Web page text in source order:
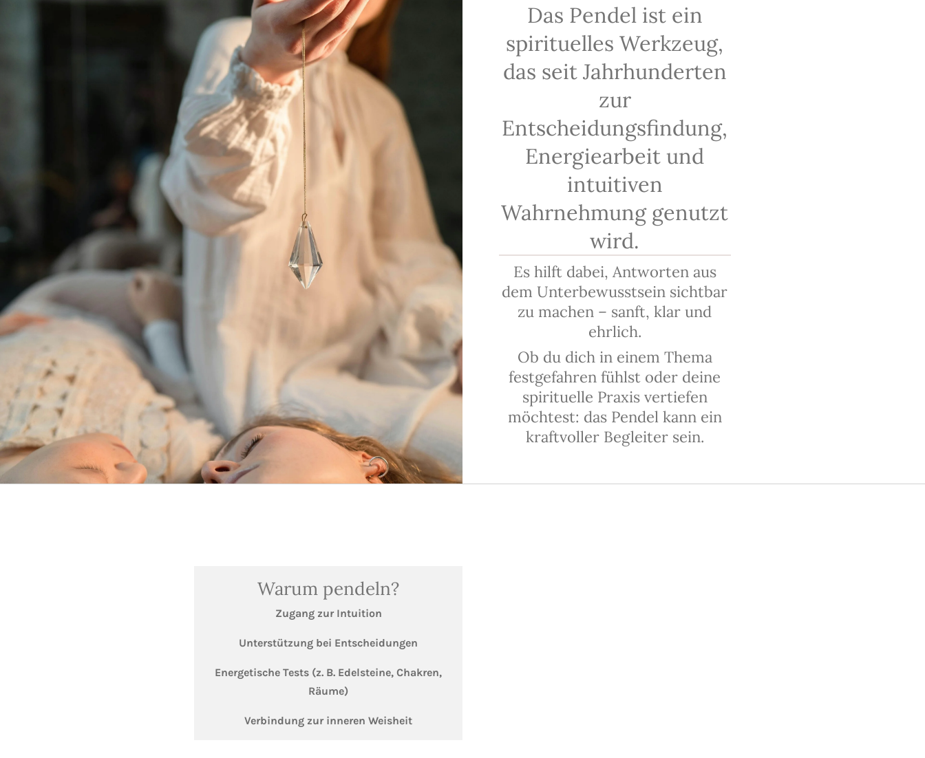
Das Pendel ist ein
spirituelles Werkzeug,
das seit Jahrhunderten
zur
Entscheidungsfindung,
Energiearbeit und
intuitiven
Wahrnehmung genutzt
wird.
Es hilft dabei, Antworten aus
dem Unterbewusstsein sichtbar
zu machen – sanft, klar und
ehrlich.
Ob du dich in einem Thema
festgefahren fühlst oder deine
spirituelle Praxis vertiefen
möchtest: das Pendel kann ein
kraftvoller Begleiter sein.
Warum pendeln?
Zugang zur Intuition
Unterstützung bei Entscheidungen
Energetische Tests (z. B. Edelsteine, Chakren,
Räume)
Verbindung zur inneren Weisheit